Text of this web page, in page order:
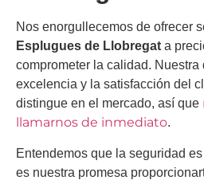
Nos enorgullecemos de ofrecer
Esplugues de Llobregat a
comprometer la calidad. Nuestra
excelencia y la satisfacción del
distingue en el mercado, así que
llamarnos de inmediato.
Entendemos que la seguridad
es nuestra promesa